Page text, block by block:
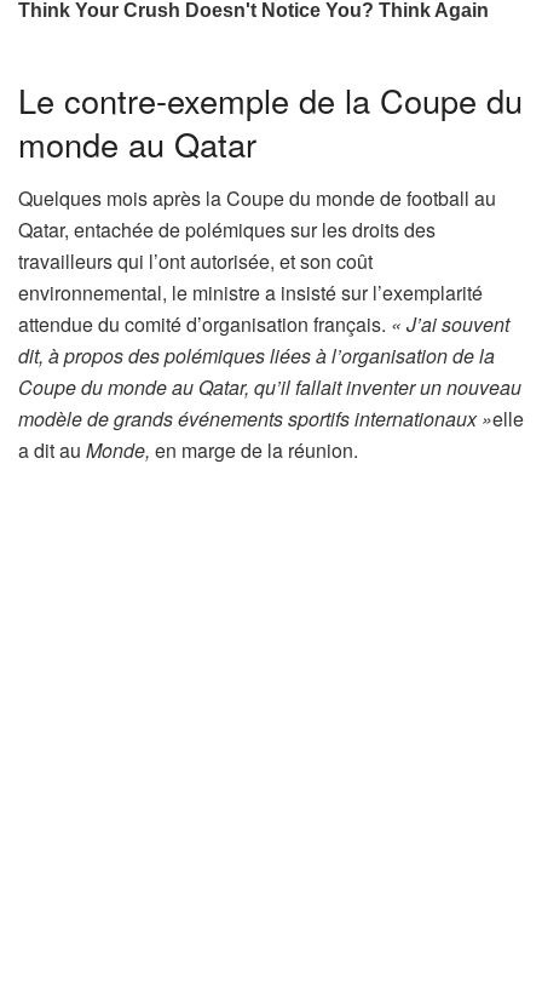
Le contre-exemple de la Coupe du
monde au Qatar
Quelques mois après la Coupe du monde de football au
Qatar, entachée de polémiques sur les droits des
travailleurs qui l’ont autorisée, et son coût
environnemental, le ministre a insisté sur l’exemplarité
attendue du comité d’organisation français. « J’ai souvent
dit, à propos des polémiques liées à l’organisation de la
Coupe du monde au Qatar, qu’il fallait inventer un nouveau
modèle de grands événements sportifs internationaux »elle
a dit au Monde, en marge de la réunion.